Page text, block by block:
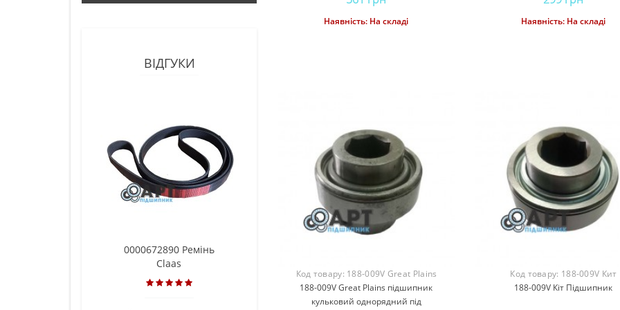
ВІДГУКИ
0000672890 Ремінь
Claas
соломотрясу John Deere
(Польща)
Купити
Наявність: На складі Купити
Наявність: На складі
Код товару: 188-009V Great Plains
188-009V Great Plains підшипник
кульковий однорядний під
Код товару: 188-009V Кит
188-009V Кіт Підшипник